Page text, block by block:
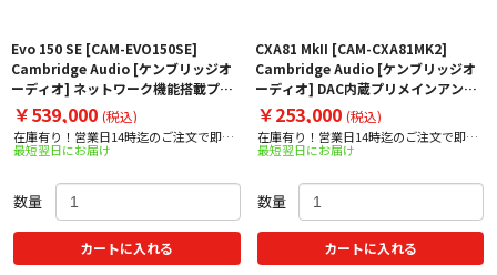
Evo 150 SE [CAM-EVO150SE]
Cambridge Audio [ケンブリッジオ
ーディオ] ネットワーク機能搭載プリ
メインアンプ 下取り査定額20%アッ
プ実施中！
￥539,000 (税込)
在庫有り！営業日14時迄のご注文で即日
出荷！
最短翌日にお届け
数量
カートに入れる
CXA81 MkII [CAM-CXA81MK2]
Cambridge Audio [ケンブリッジオ
ーディオ] DAC内蔵プリメインアンプ
下取り査定額20%アップ実施中！
￥253,000 (税込)
在庫有り！営業日14時迄のご注文で即日
出荷！
最短翌日にお届け
数量
カートに入れる